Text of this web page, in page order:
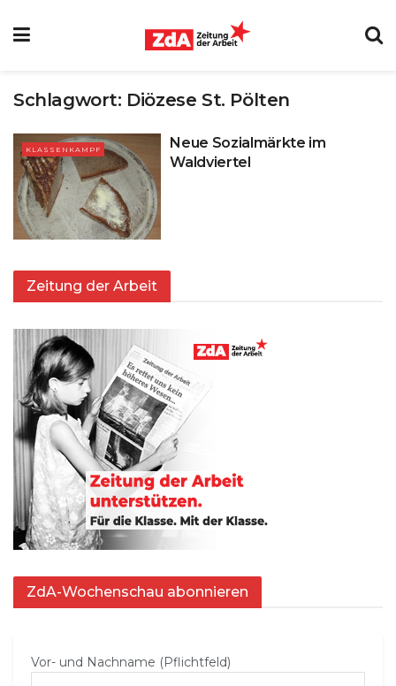
Schlagwort: Diözese St. Pölten
KLASSENKAMPF
Neue Sozialmärkte im
Waldviertel
Zeitung der Arbeit
ZdA-Wochenschau abonnieren
Vor- und Nachname (Pflichtfeld)